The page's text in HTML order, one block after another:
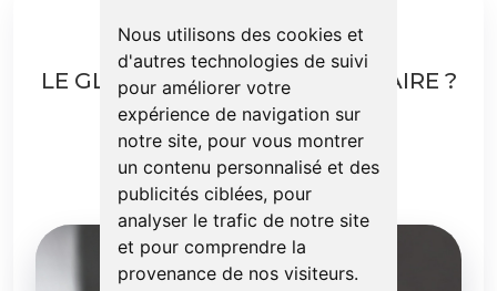
Nous utilisons des cookies et
d'autres technologies de suivi
pour améliorer votre
expérience de navigation sur
notre site, pour vous montrer
un contenu personnalisé et des
publicités ciblées, pour
analyser le trafic de notre site
et pour comprendre la
provenance de nos visiteurs.
13 mars 2023
LE GLOW UP : UNE MINCE AFFAIRE ?
PAR CÉLINE CASSE